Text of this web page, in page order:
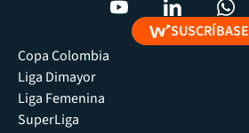
SUSCRÍBASE
Copa Colombia
Liga Dimayor
Liga Femenina
SuperLiga